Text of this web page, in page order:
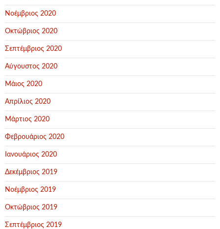
Νοέμβριος 2020
Οκτώβριος 2020
Σεπτέμβριος 2020
Αύγουστος 2020
Μάιος 2020
Απρίλιος 2020
Μάρτιος 2020
Φεβρουάριος 2020
Ιανουάριος 2020
Δεκέμβριος 2019
Νοέμβριος 2019
Οκτώβριος 2019
Σεπτέμβριος 2019